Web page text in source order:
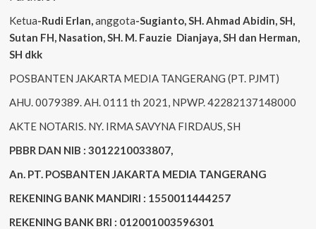
Ketua-Rudi Erlan anggota-Sugianto, SH. Ahmad Abidin , SH,
Sutan FH, Nasation , SH. M. Fauzie Dianjaya , SH dan Herman,
SH dkk
POSBANTEN JAKARTA MEDIA TANGERANG (PT. PJMT)
AHU. 0079389. AH. 0111 th 2021, NPWP. 42282137148000
AKTE NOTARIS. NY. IRMA SAVYNA FIRDAUS, SH
PBBR DAN NIB : 3012210033807,
An. PT. POSBANTEN JAKARTA MEDIA TANGERANG
REKENING BANK MANDIRI : 1550011444257
REKENING BANK BRI : 012001003596301